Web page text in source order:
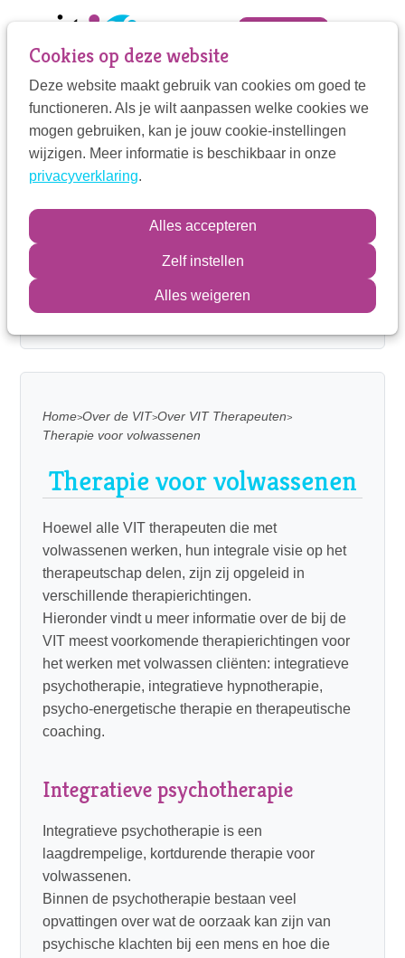
Cookies op deze website
Deze website maakt gebruik van cookies om goed te
functioneren. Als je wilt aanpassen welke cookies we
mogen gebruiken, kan je jouw cookie-instellingen
wijzigen. Meer informatie is beschikbaar in onze
privacyverklaring.
Alles accepteren
Zelf instellen
Alles weigeren
Jump
to
navigation
Jump
to
main
Missie & Visie
Over VIT Therapeuten
Organisatie
Home Over de VIT Over VIT Therapeuten
Therapie voor volwassenen
Therapie voor volwassenen
Hoewel alle VIT therapeuten die met
volwassenen werken, hun integrale visie op het
therapeutschap delen, zijn zij opgeleid in
verschillende therapierichtingen.
Hieronder vindt u meer informatie over de bij de
VIT meest voorkomende therapierichtingen voor
het werken met volwassen cliënten: integratieve
psychotherapie, integratieve hypnotherapie,
psycho-energetische therapie en therapeutische
coaching.
Integratieve psychotherapie
Integratieve psychotherapie is een
laagdrempelige, kortdurende therapie voor
volwassenen.
Binnen de psychotherapie bestaan veel
opvattingen over wat de oorzaak kan zijn van
psychische klachten bij een mens en hoe die
Mijn VIT
Contactpersoon
Zoek
Inloggen